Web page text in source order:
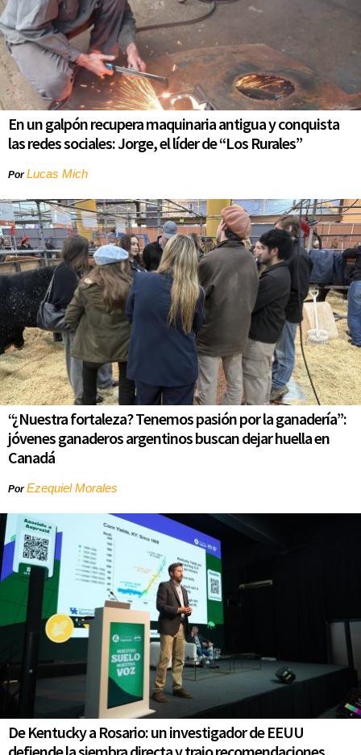
En un galpón recupera maquinaria antigua y conquista
las redes sociales: Jorge, el líder de “Los Rurales”
PorLucas Mich
“¿Nuestra fortaleza? Tenemos pasión por la ganadería”:
jóvenes ganaderos argentinos buscan dejar huella en
Canadá
PorEzequiel Morales
De Kentucky a Rosario: un investigador de EEUU